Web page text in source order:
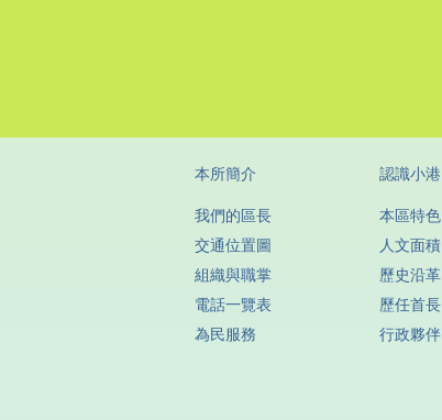
本所簡介
我們的區長
交通位置圖
組織與職掌
電話一覽表
為民服務
認識小港
本區特色
人文面積
歷史沿革
歷任首長
行政夥伴